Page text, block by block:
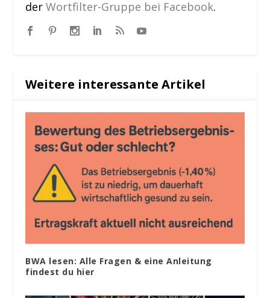
derWortfilter-Gruppe bei Facebook.
Weitere interessante Artikel
BWA lesen: Alle Fragen & eine Anleitung
findest du hier